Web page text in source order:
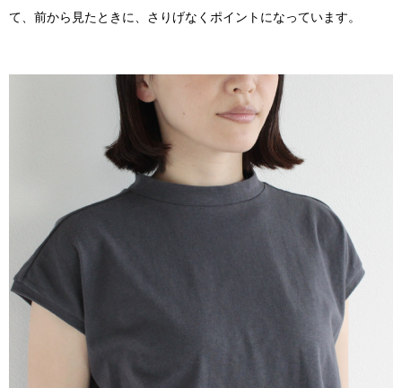
て、前から見たときに、さりげなくポイントになっています。